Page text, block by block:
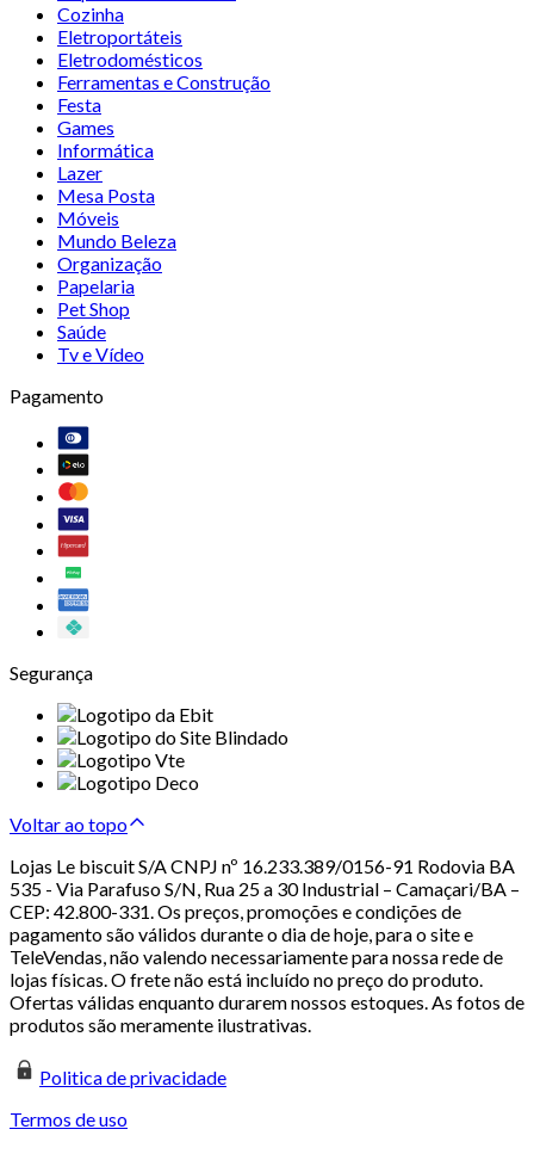
Cozinha
Eletroportáteis
Eletrodomésticos
Ferramentas e Construção
Festa
Games
Informática
Lazer
Mesa Posta
Móveis
Mundo Beleza
Organização
Papelaria
Pet Shop
Saúde
Tv e Vídeo
Pagamento
Segurança
Voltar ao topo
Lojas Le biscuit S/A CNPJ nº 16.233.389/0156-91 Rodovia BA
535 - Via Parafuso S/N, Rua 25 a 30 Industrial – Camaçari/BA –
CEP: 42.800-331. Os preços, promoções e condições de
pagamento são válidos durante o dia de hoje, para o site e
TeleVendas, não valendo necessariamente para nossa rede de
lojas físicas. O frete não está incluído no preço do produto.
Ofertas válidas enquanto durarem nossos estoques. As fotos de
produtos são meramente ilustrativas.
Politica de privacidade
Termos de uso